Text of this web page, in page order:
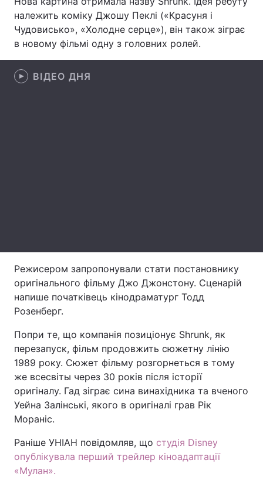
Інциденти
Здоров'я Туризм
Цікавинки Погода
Послуги
Тема оформлення
належить коміку Джошу Пеклі («Красуня і
Чудовисько», «Холодне серце»), він також зіграє
в новому фільмі одну з головних ролей.
ВІДЕО ДНЯ
Режисером запропонували стати постановнику
оригінального фільму Джо Джонстону. Сценарій
напише початківець кінодраматург Тодд
Розенберг.
Попри те, що компанія позиціонує Shrunk, як
перезапуск, фільм продовжить сюжетну лінію
1989 року. Сюжет фільму розгорнеться в тому
же всесвіты через 30 років після історії
оригіналу. Гад зіграє сина винахідника та вченого
Уейна Залінські, якого в оригіналі грав Рік
Мораніс.
Раніше УНІАН повідомляв, що студія Disney
опублікувала перший трейлер кіноадаптації
«Мулан».